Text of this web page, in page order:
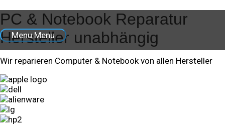
Menu Menu
PC & Notebook Reparatur
Hersteller unabhängig
Wir reparieren Computer & Notebook von allen Hersteller